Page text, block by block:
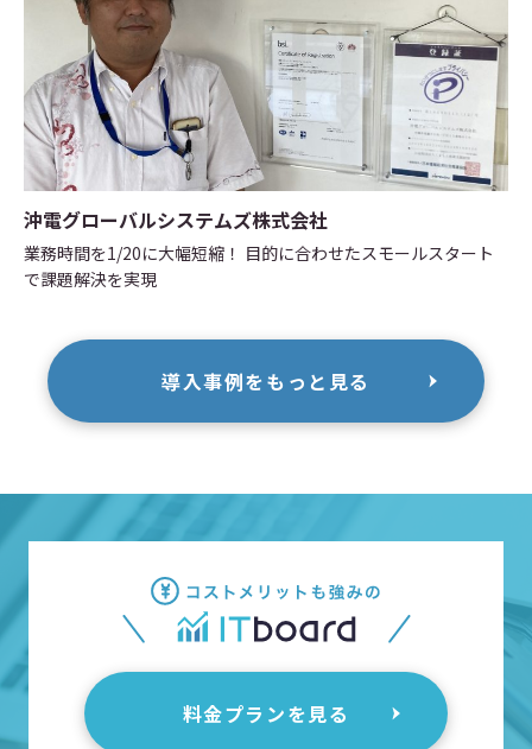
沖電グローバルシステムズ株式会社
業務時間を1/20に大幅短縮！ 目的に合わせたスモールスタート
で課題解決を実現
導入事例をもっと見る
料金プランを見る